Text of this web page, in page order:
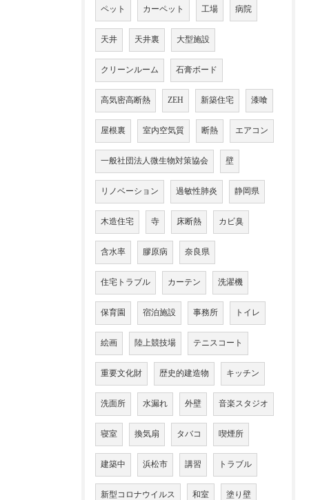
ペット カーペット 工場 病院
天井 天井裏 大型施設
クリーンルーム 石膏ボード
高気密高断熱 ZEH 新築住宅 漆喰
屋根裏 室内空気質 断熱 エアコン
一般社団法人微生物対策協会 壁
リノベーション 過敏性肺炎 静岡県
木造住宅 寺 床断熱 カビ臭
含水率 膠原病 奈良県
住宅トラブル カーテン 洗濯機
保育園 宿泊施設 事務所 トイレ
絵画 陸上競技場 テニスコート
重要文化財 歴史的建造物 キッチン
洗面所 水漏れ 外壁 音楽スタジオ
寝室 換気扇 タバコ 喫煙所
建築中 浜松市 講習 トラブル
新型コロナウイルス 和室 塗り壁